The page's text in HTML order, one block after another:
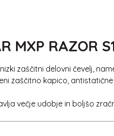
MXP
zaščitni delovni čevelj,
zaščitno kapico,
večje udobje in boljšo